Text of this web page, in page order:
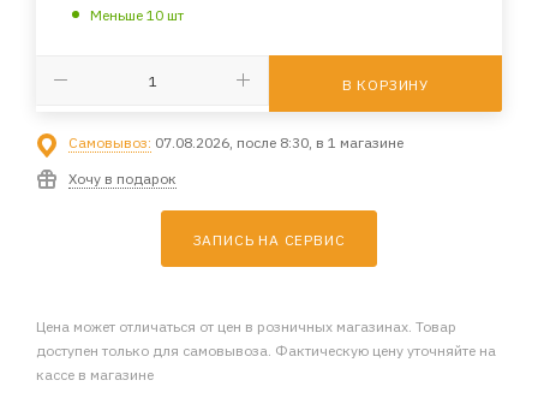
Меньше 10 шт
В КОРЗИНУ
Самовывоз: 07.08.2026, после 8:30, в 1 магазине
Хочу в подарок
ЗАПИСЬ НА СЕРВИС
Цена может отличаться от цен в розничных магазинах. Товар
доступен только для самовывоза. Фактическую цену уточняйте на
кассе в магазине